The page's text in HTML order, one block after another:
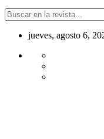
jueves, agosto 6,